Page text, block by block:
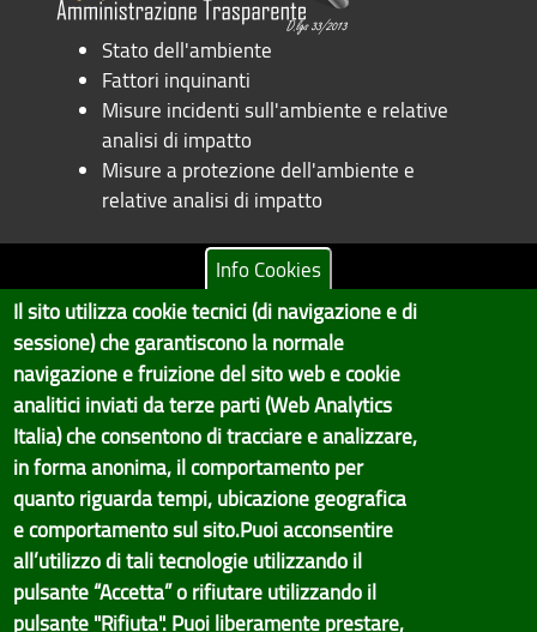
Stato dell'ambiente
Fattori inquinanti
Misure incidenti sull'ambiente e relative
analisi di impatto
Misure a protezione dell'ambiente e
relative analisi di impatto
Copyright © 2017 Città metropolitana di Genova | CF:
80007350103
Il Portale è gestito dal Servizio Sistemi Informativi e Sviluppo Economico,
GenovaMetropoli
Tecnologie e Accessibilità
Contatti per il sito Web
Info Cookies
Il sito utilizza cookie tecnici (di navigazione e di
sessione) che garantiscono la normale
navigazione e fruizione del sito web e cookie
analitici inviati da terze parti (Web Analytics
Italia) che consentono di tracciare e analizzare,
in forma anonima, il comportamento per
quanto riguarda tempi, ubicazione geografica
e comportamento sul sito.Puoi acconsentire
all’utilizzo di tali tecnologie utilizzando il
pulsante “Accetta” o rifiutare utilizzando il
pulsante "Rifiuta". Puoi liberamente prestare,